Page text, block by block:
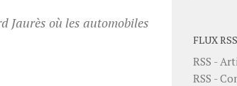
Jaurès où les automobiles
FLUX RSS
RSS -
RSS -